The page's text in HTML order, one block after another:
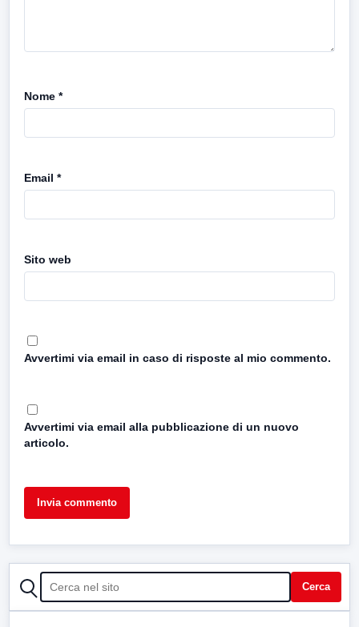
Nome *
Email *
Sito web
Avvertimi via email in caso di risposte al mio commento.
Avvertimi via email alla pubblicazione di un nuovo
articolo.
CERCA Cerca